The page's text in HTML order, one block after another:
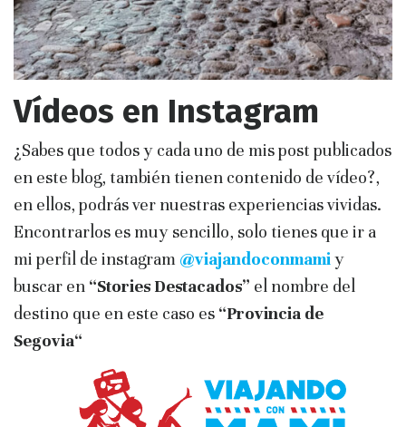
Vídeos en Instagram
¿Sabes que todos y cada uno de mis post publicados
en este blog, también tienen contenido de vídeo?,
en ellos, podrás ver nuestras experiencias vividas.
Encontrarlos es muy sencillo, solo tienes que ir a
mi perfil de instagram @viajandoconmamiy
buscar en “Stories Destacados” el nombre del
destino que en este caso es “Provincia de
Segovia“